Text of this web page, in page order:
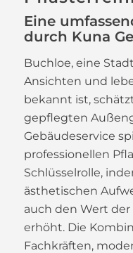
Eine
durch Kuna
Buchloe, eine
Ansichten und
bekannt ist,
gepflegten
Gebäudeservice
professionellen
Schlüsselrolle,
ästhetischen
auch den Wert
erhöht. Die
Fachkräften,